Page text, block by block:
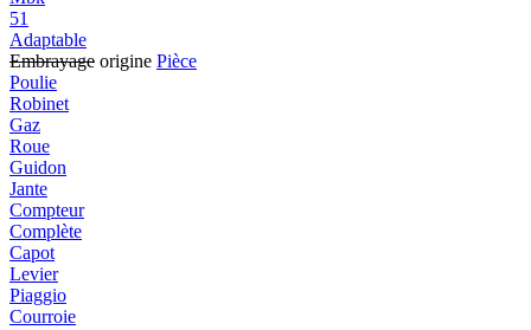
51
Adaptable
Embrayage origine Pièce
Poulie
Robinet
Gaz
Roue
Guidon
Jante
Compteur
Complète
Capot
Levier
Piaggio
Courroie